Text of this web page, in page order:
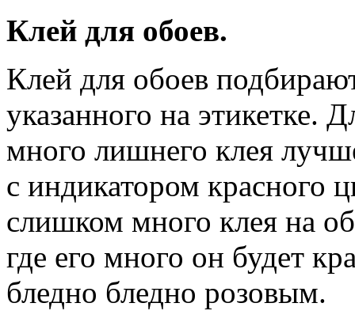
Клей для обоев.
Клей для обоев
указанного на этикетке.
много лишнего клея
с индикатором красного
слишком много клея на
где его много он будет
бледно бледно розовым.